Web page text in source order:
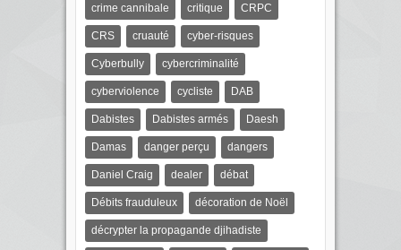
crime cannibale critique CRPC
CRS cruauté cyber-risques
Cyberbully cybercriminalité
cyberviolence cycliste DAB
Dabistes Dabistes armés Daesh
Damas danger perçu dangers
Daniel Craig dealer débat
Débits frauduleux décoration de Noël
décrypter la propagande djihadiste